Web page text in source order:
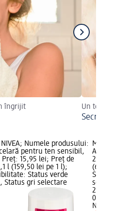
îngrijit Un ten perfect
Secretul
Numele produsului:
pentru ten sensibil,
Preț: 15,95 lei; Preț de
l (159,50 lei pe 1 l);
Status verde
Status gri selectare
Marcă:
Apă
27,95 lei;
(69,88 lei
Status
selectare
27,95 lei
0,4 l (69,88
NIVEA